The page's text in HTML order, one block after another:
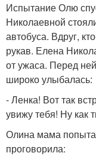
Испытание Олю
Николаевной
автобуса. Вдруг,
рукав. Елена
от ужаса. Перед
широко улыбалась:
- Ленка! Вот так
увижу тебя! Ну как
Олина мама
проговорила: